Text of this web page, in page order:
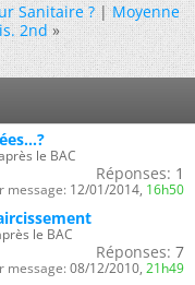
Sanitaire ?|Moyenne
2nd »
le BAC
Réponses: 1
message: 12/01/2014, 16h50
le BAC
Réponses: 7
message: 08/12/2010, 21h49